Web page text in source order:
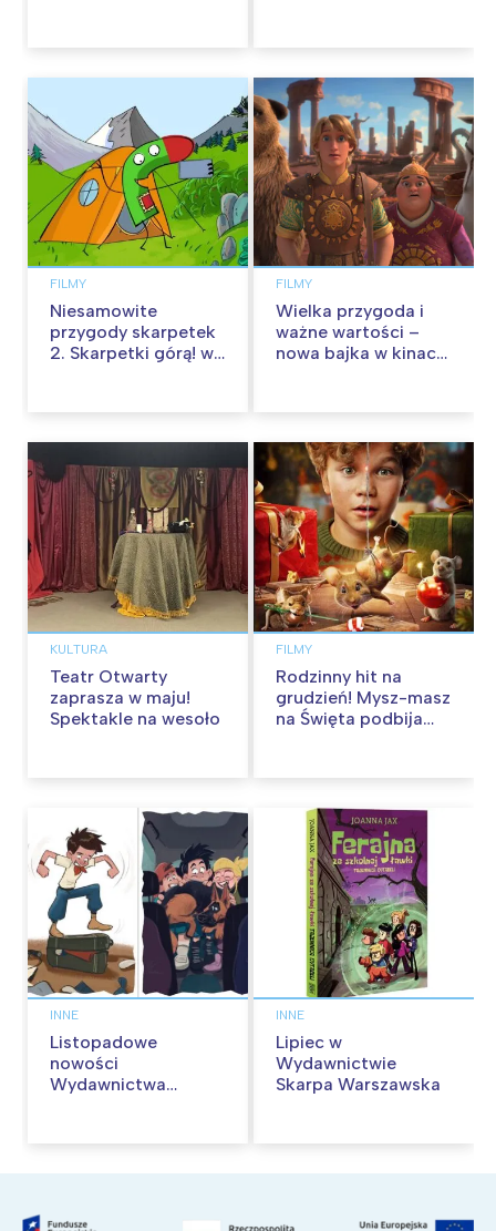
FILMY
Niesamowite
przygody skarpetek
2. Skarpetki górą! w
FILMY
Wielka przygoda i
ważne wartości –
nowa bajka w kinach
KULTURA
Teatr Otwarty
zaprasza w maju!
Spektakle na wesoło
FILMY
Rodzinny hit na
grudzień! Mysz-masz
na Święta podbija
INNE
Listopadowe
nowości
Wydawnictwa
INNE
Lipiec w
Wydawnictwie
Skarpa Warszawska